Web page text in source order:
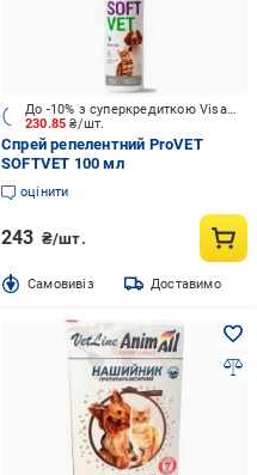
230.85₴/шт.
До -10% з суперкредиткою Visa Вигода
Спрей репелентний ProVET
SOFTVET 100 мл
оцінити
243 ₴/шт.
Cамовивіз Доставимо